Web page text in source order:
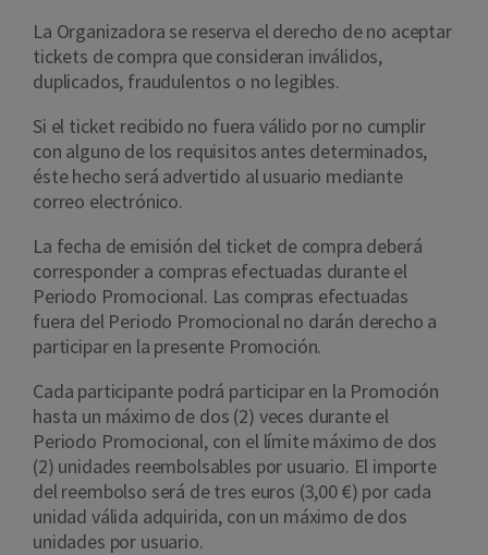
La Organizadora se reserva el derecho de no aceptar
tickets de compra que consideran inválidos,
duplicados, fraudulentos o no legibles.
Si el ticket recibido no fuera válido por no cumplir
con alguno de los requisitos antes determinados,
éste hecho será advertido al usuario mediante
correo electrónico.
La fecha de emisión del ticket de compra deberá
corresponder a compras efectuadas durante el
Periodo Promocional. Las compras efectuadas
fuera del Periodo Promocional no darán derecho a
participar en la presente Promoción.
Cada participante podrá participar en la Promoción
hasta un máximo de dos (2) veces durante el
Periodo Promocional, con el límite máximo de dos
(2) unidades reembolsables por usuario. El importe
del reembolso será de tres euros (3,00 €) por cada
unidad válida adquirida, con un máximo de dos
unidades por usuario.